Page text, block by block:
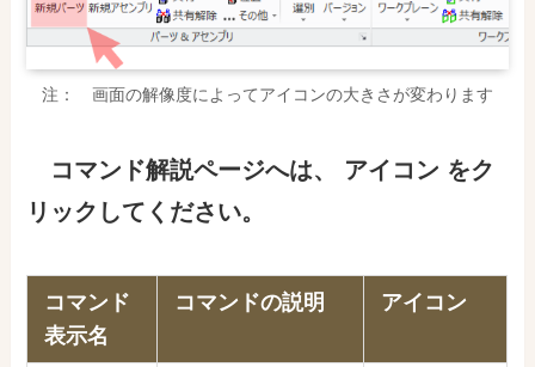
注： 画面の解像度によってアイコンの大きさが変わります
コマンド解説ページへは、 アイコン をク
リックしてください。
コマンド
表示名
コマンドの説明 アイコン